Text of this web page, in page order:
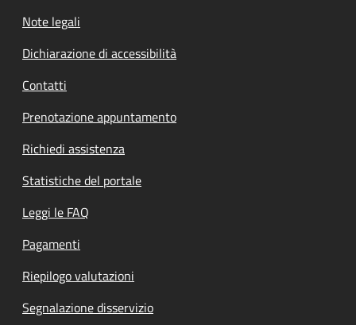
Note legali
Dichiarazione di accessibilità
Contatti
Prenotazione appuntamento
Richiedi assistenza
Statistiche del portale
Leggi le FAQ
Pagamenti
Riepilogo valutazioni
Segnalazione disservizio